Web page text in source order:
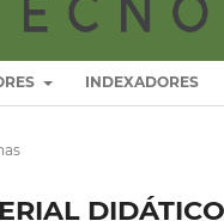
INDEXADORES